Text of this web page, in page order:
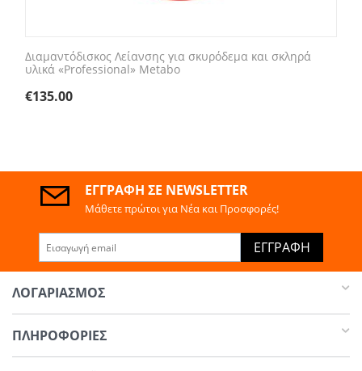
Διαμαντόδισκος Λείανσης για σκυρόδεμα και σκληρά
υλικά «Professional» Metabo
€135.00
ΕΓΓΡΑΦΉ ΣΕ NEWSLETTER
Μάθετε πρώτοι για Νέα και Προσφορές!
ΕΓΓΡΑΦΉ
ΛΟΓΑΡΙΑΣΜΌΣ
ΠΛΗΡΟΦΟΡΊΕΣ